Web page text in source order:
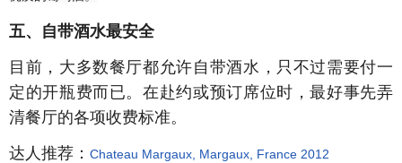
五、自带酒水最安全
目前，大多数餐厅都允许自带酒水，只不过需要付一
定的开瓶费而已。在赴约或预订席位时，最好事先弄
清餐厅的各项收费标准。
达人推荐： Chateau Margaux, Margaux, France 2012